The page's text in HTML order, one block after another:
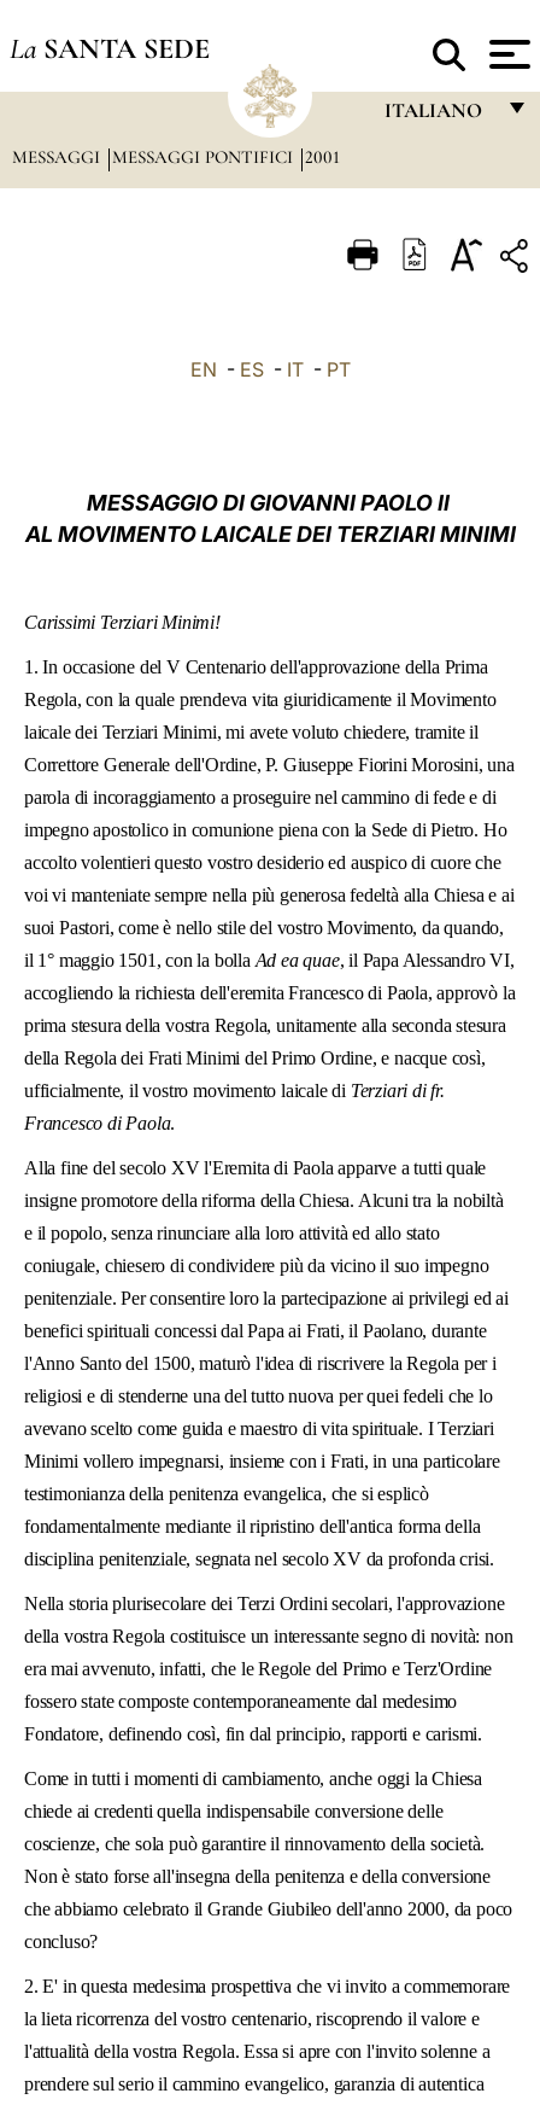
La SANTA SEDE
ITALIANO
ITALIANO
中文
MESSAGGI MESSAGGI PONTIFICI 2001
EN - ES- IT- PT
MESSAGGIO DI GIOVANNI PAOLO II
AL MOVIMENTO LAICALE DEI TERZIARI MINIMI
Carissimi Terziari Minimi!
1. In occasione del V Centenario dell'approvazione della Prima
Regola, con la quale prendeva vita giuridicamente il Movimento
laicale dei Terziari Minimi, mi avete voluto chiedere, tramite il
Correttore Generale dell'Ordine, P. Giuseppe Fiorini Morosini, una
parola di incoraggiamento a proseguire nel cammino di fede e di
impegno apostolico in comunione piena con la Sede di Pietro. Ho
accolto volentieri questo vostro desiderio ed auspico di cuore che
voi vi manteniate sempre nella più generosa fedeltà alla Chiesa e ai
suoi Pastori, come è nello stile del vostro Movimento, da quando,
il 1° maggio 1501, con la bolla Ad ea quae, il Papa Alessandro VI,
accogliendo la richiesta dell'eremita Francesco di Paola, approvò la
prima stesura della vostra Regola, unitamente alla seconda stesura
della Regola dei Frati Minimi del Primo Ordine, e nacque così,
ufficialmente, il vostro movimento laicale di Terziari di fr.
Francesco di Paola.
Alla fine del secolo XV l'Eremita di Paola apparve a tutti quale
insigne promotore della riforma della Chiesa. Alcuni tra la nobiltà
e il popolo, senza rinunciare alla loro attività ed allo stato
coniugale, chiesero di condividere più da vicino il suo impegno
penitenziale. Per consentire lo­ro la partecipazione ai privilegi ed ai
benefici spirituali concessi dal Papa ai Frati, il Paolano, durante
l'Anno Santo del 1500, maturò l'idea di riscrivere la Regola per i
religiosi e di stenderne una del tutto nuova per quei fedeli che lo
avevano scelto come guida e maestro di vita spirituale. I Terziari
Minimi vollero impegnarsi, insieme con i Frati, in una particolare
testimonianza della penitenza evangelica, che si esplicò
fondamentalmente mediante il ripristino dell'antica forma della
disciplina penitenziale, segnata nel secolo XV da profonda crisi.
Nella storia plurisecolare dei Terzi Ordini secolari, l'approvazione
della vostra Regola costituisce un interessante segno di novità: non
era mai avvenuto, infatti, che le Regole del Primo e Terz'Ordine
fossero state composte contemporaneamente dal medesimo
Fondatore, definendo così, fin dal principio, rapporti e carismi.
Come in tutti i momenti di cambiamento, anche oggi la Chiesa
chiede ai credenti quella indispensabile conversione delle
coscienze, che sola può garantire il rinnovamento della società.
Non è stato forse all'insegna della penitenza e della conversione
che abbiamo celebrato il Grande Giubileo dell'anno 2000, da poco
concluso?
2. E' in questa medesima prospettiva che vi invito a commemorare
la lieta ricorrenza del vostro centenario, riscoprendo il valore e
l'attualità della vostra Regola. Essa si apre con l'invito solenne a
prendere sul serio il cammino evangelico, garanzia di autentica